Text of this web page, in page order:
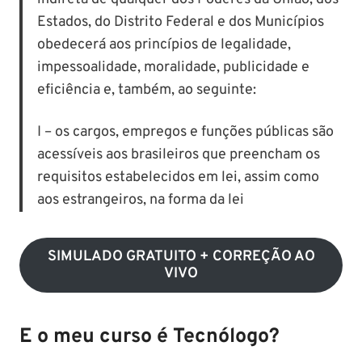
Estados, do Distrito Federal e dos Municípios
obedecerá aos princípios de legalidade,
impessoalidade, moralidade, publicidade e
eficiência e, também, ao seguinte:
I – os cargos, empregos e funções públicas são
acessíveis aos brasileiros que preencham os
requisitos estabelecidos em lei, assim como
aos estrangeiros, na forma da lei
SIMULADO GRATUITO + CORREÇÃO AO
VIVO
E o meu curso é Tecnólogo?